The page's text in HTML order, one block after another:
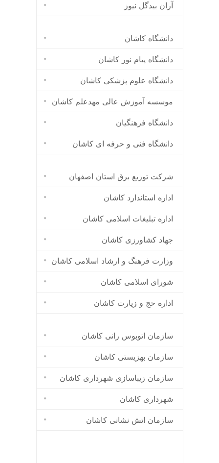
آران بیدگل نیوز
دانشگاه کاشان
دانشگاه پیام نور کاشان
دانشگاه علوم پزشکی کاشان
موسسه آموزش عالی مهدعلم کاشان
دانشگاه فرهنگیان
دانشگاه فنی و حرفه ای کاشان
شرکت توزیع برق استان اصفهان
اداره استاندارد كاشان
اداره تبلیغات اسلامی کاشان
جهاد کشاورزی کاشان
وزارت فرهنگ و ارشاد اسلامی کاشان
شورای اسلامی کاشان
اداره حج و زیارت کاشان
سازمان اتوبوس رانی کاشان
سازمان بهزیستی کاشان
سازمان زیباسازی شهرداری کاشان
شهرداری کاشان
سازمان اتش نشانی کاشان